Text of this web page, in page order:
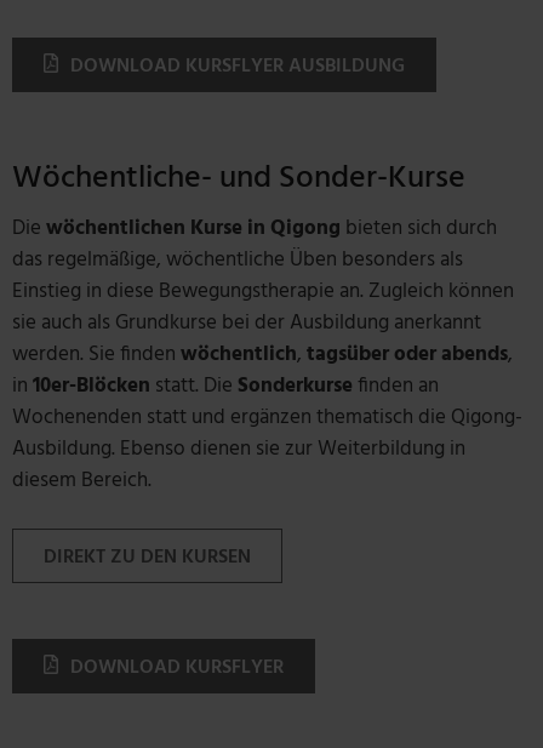
DOWNLOAD KURSFLYER AUSBILDUNG
Wöchentliche- und Sonder-Kurse
Diewöchentlichen Kurse in Qigong bieten sich durch
das regelmäßige, wöchentliche Üben besonders als
Einstieg in diese Bewegungstherapie an. Zugleich können
sie auch als Grundkurse bei der Ausbildung anerkannt
werden. Sie findenwöchentlich,tagsüber oder abends,
in10er-Blöcken statt. Die Sonderkursefinden an
Wochenenden statt und ergänzen thematisch die Qigong-
Ausbildung. Ebenso dienen sie zur Weiterbildung in
diesem Bereich.
DIREKT ZU DEN KURSEN
DOWNLOAD KURSFLYER